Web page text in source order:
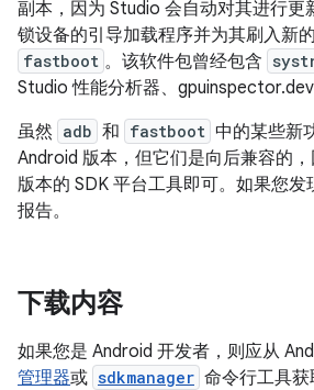
副本，因为 Studio 会自动对其进行更
锁设备的引导加载程序并为其刷入新
fastboot 。该软件包曾经包含
Studio 性能分析器、
虽然 adb 和 fastboot 中的某些新
Android 版本，但它们是向后兼容的
版本的 SDK 平台工具即可。如果您发
报告。
下载内容
如果您是 Android 开发者，则应从
管理器或 sdkmanager 命令行工具